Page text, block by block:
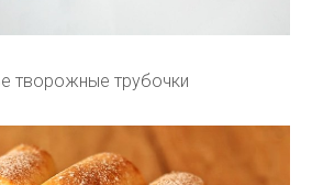
творожные трубочки